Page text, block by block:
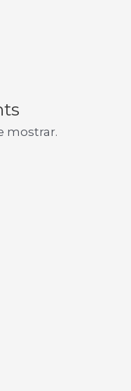
mostrar.